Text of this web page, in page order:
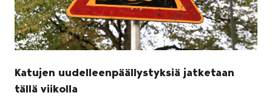
Katujen uudelleenpäällystyksiä jatketaan
tällä viikolla